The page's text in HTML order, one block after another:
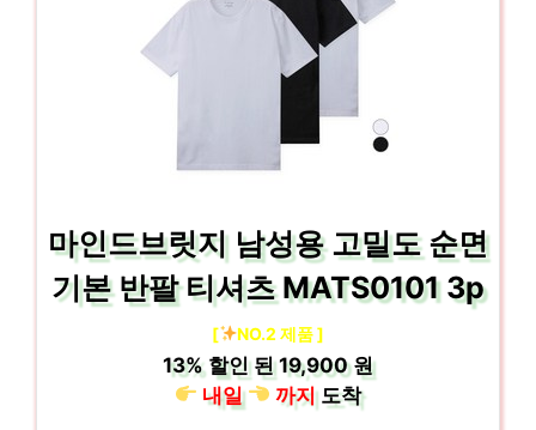
마인드브릿지 남성용 고밀도 순면
기본 반팔 티셔츠 MATS0101 3p
[ NO.2 제품 ]
13% 할인 된19,900 원
내일
까지도착